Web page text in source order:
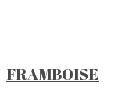
FRAMBOISE